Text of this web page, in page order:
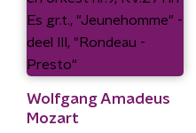
Wolfgang Amadeus
Mozart